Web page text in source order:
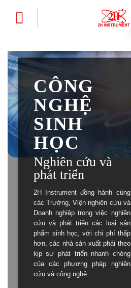
CÔNG
NGHỆ
SINH
HỌC
Nghiên cứu và
phát triển
2H Instrument đồng hành cùng
các Trường, Viện nghiên cứu và
Doanh nghiệp trong việc nghiên
cứu và phát triển các loại sản
phẩm sinh học, với chi phí thấp
hơn, các nhà sản xuất phải theo
kịp sự phát triển nhanh chóng
của các phương pháp nghiên
cứu và công nghệ.